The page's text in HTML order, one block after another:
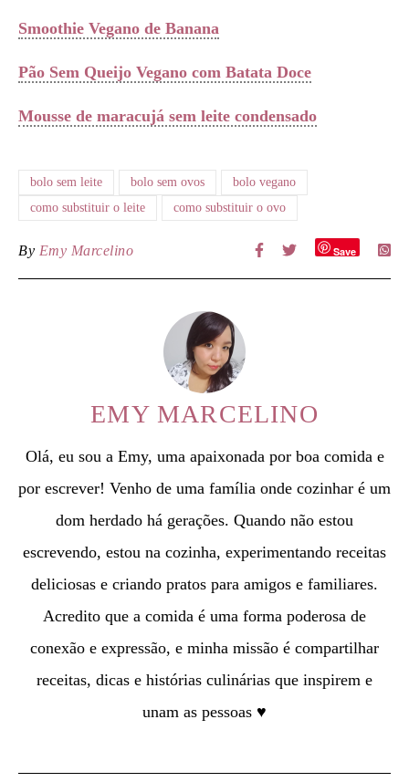
Smoothie Vegano de Banana
Pão Sem Queijo Vegano com Batata Doce
Mousse de maracujá sem leite condensado
bolo sem leite bolo sem ovos
bolo vegano
como substituir o leite
como substituir o ovo
By Emy Marcelino Save
EMY MARCELINO
Olá, eu sou a Emy, uma apaixonada por boa comida e
por escrever! Venho de uma família onde cozinhar é um
dom herdado há gerações. Quando não estou
escrevendo, estou na cozinha, experimentando receitas
deliciosas e criando pratos para amigos e familiares.
Acredito que a comida é uma forma poderosa de
conexão e expressão, e minha missão é compartilhar
receitas, dicas e histórias culinárias que inspirem e
unam as pessoas ♥